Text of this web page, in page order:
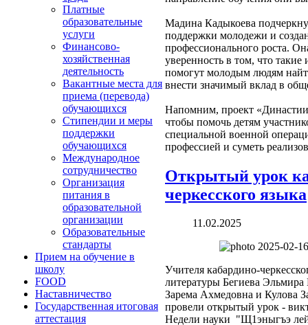
Платные
образовательные
услуги
Финансово-
хозяйственная
деятельность
Вакантные места для
приема (перевода)
обучающихся
Стипендии и меры
поддержки
обучающихся
Международное
сотрудничество
Организация
питания в
образовательной
организации
Образовательные
стандарты
Прием на обучение в
школу
FOOD
Наставничество
Государственная итоговая
аттестация
Мадина Кадыкоева
поддержки молодежи и
профессионального роста.
уверенность в том, что
помогут молодым людям
внести значимый вклад в
Напомним, проект «Династии
чтобы помочь детям
специальной военной
профессией и суметь
Открытый урок
черкесского языка
11.02.2025
Учителя кабардино-
литературы Бегиева
Зарема Ахмедовна и Кулова
провели открытый урок -
Недели науки "Щ1эныгъэ